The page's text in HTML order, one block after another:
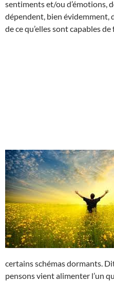
sentiments et/ou d’émotions,
dépendent, bien évidemment,
de ce qu’elles sont capables
certains schémas dormants.
pensons vient alimenter l’un